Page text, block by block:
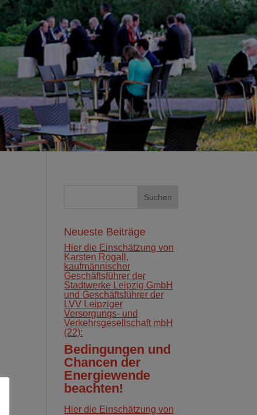
Neueste Beiträge
Hier die Einschätzung von
Karsten Rogall,
kaufmännischer
Geschäftsführer der
Stadtwerke Leipzig GmbH
und Geschäftsführer der
LVV Leipziger
Versorgungs‐ und
Verkehrsgesellschaft mbH
(22):
Bedingungen und
Chancen der
Energiewende
beachten!
Hier die Einschätzung von